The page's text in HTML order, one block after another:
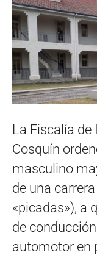
La Fiscalía de
Cosquín
masculino
de una
«picadas»), a
de
automotor en